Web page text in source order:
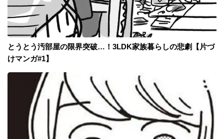
とうとう汚部屋の限界突破…！3LDK家族暮らしの悲劇【片づ
けマンガ#1】